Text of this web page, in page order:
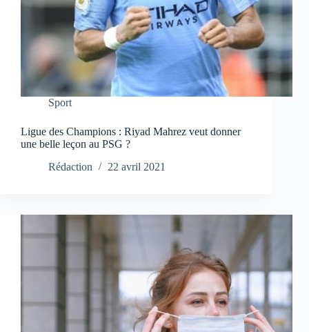
Sport
Ligue des Champions : Riyad Mahrez veut donner
une belle leçon au PSG ?
Rédaction
22 avril 2021